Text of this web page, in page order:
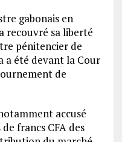
gabonais en
recouvré sa liberté
pénitencier de
a été devant la Cour
de
accusé
francs CFA des